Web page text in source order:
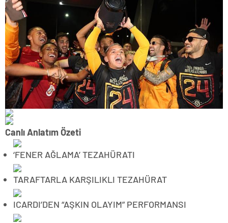
Canlı Anlatım Özeti
‘FENER AĞLAMA’ TEZAHÜRATI
TARAFTARLA KARŞILIKLI TEZAHÜRAT
ICARDI’DEN “AŞKIN OLAYIM” PERFORMANSI